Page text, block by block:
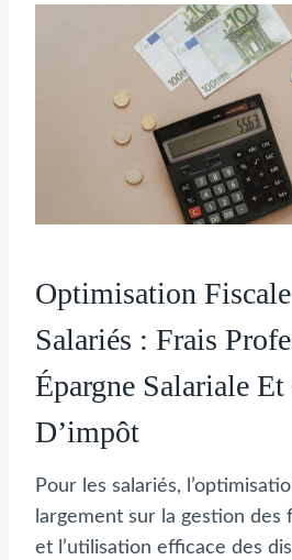
Optimisation
Salariés : Frais
Épargne Salariale
D’impôt
Pour les salariés,
largement sur la gestion des
et l’utilisation efficace des